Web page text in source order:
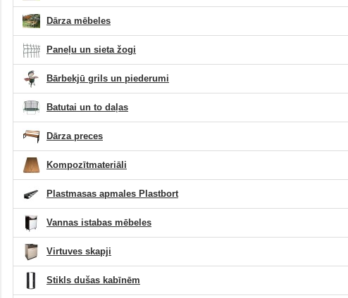
Dārza mēbeles
Paneļu un sieta žogi
Bārbekjū grils un piederumi
Batutai un to daļas
Dārza preces
Kompozītmateriāli
Plastmasas apmales Plastbort
Vannas istabas mēbeles
Virtuves skapji
Stikls dušas kabīnēm